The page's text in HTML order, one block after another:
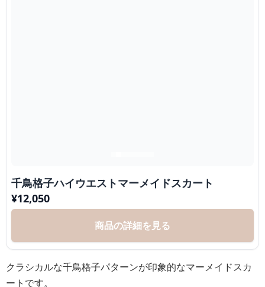
千鳥格子ハイウエストマーメイドスカート
¥12,050
商品の詳細を見る
クラシカルな千鳥格子パターンが印象的なマーメイドスカ
ートです。